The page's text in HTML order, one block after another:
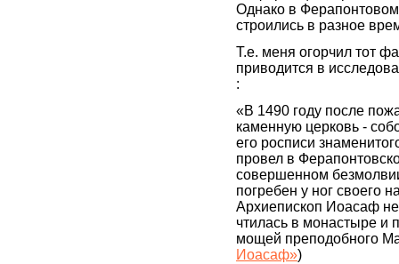
Однако в
строились в разное
Т.е. меня огорчил тот
приводится в
:
«В 1490 году после
каменную церковь -
его росписи
провел в
совершенном
погребен у ног своего
Архиепископ Иоасаф не
чтилась в монастыре и
мощей преподобного
Иоасаф»)